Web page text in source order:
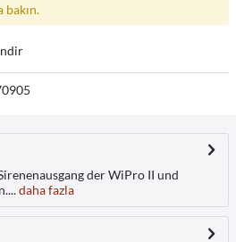
bakın.
der WiPro II und
daha fazla